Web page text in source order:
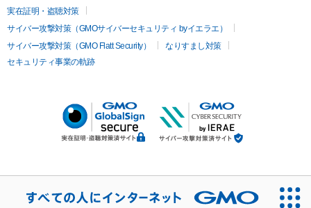
実在証明・盗聴対策
サイバー攻撃対策（GMOサイバーセキュリティ byイエラエ）
サイバー攻撃対策（GMO Flatt Security）
なりすまし対策
セキュリティ事業の軌跡